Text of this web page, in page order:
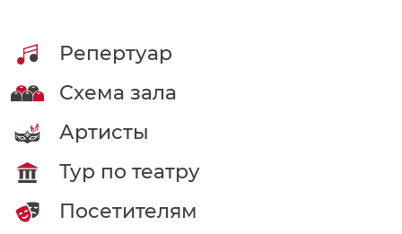
Репертуар
Схема зала
Артисты
Тур по театру
Посетителям